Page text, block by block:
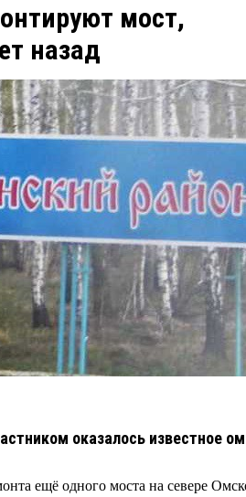
мост,
назад
оказалось известное
ещё одного моста на севере